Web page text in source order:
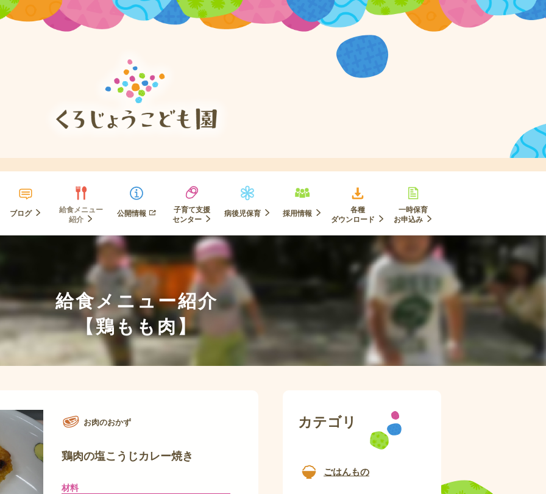
ブログ
給食メニュー
紹介
公開情報
子育て支援
センター
病後児保育 採用情報
各種
ダウンロード
一時保育
お申込み
給食メニュー紹介
【鶏もも肉】
お肉のおかず
鶏肉の塩こうじカレー焼き
材料
カテゴリ
ごはんもの